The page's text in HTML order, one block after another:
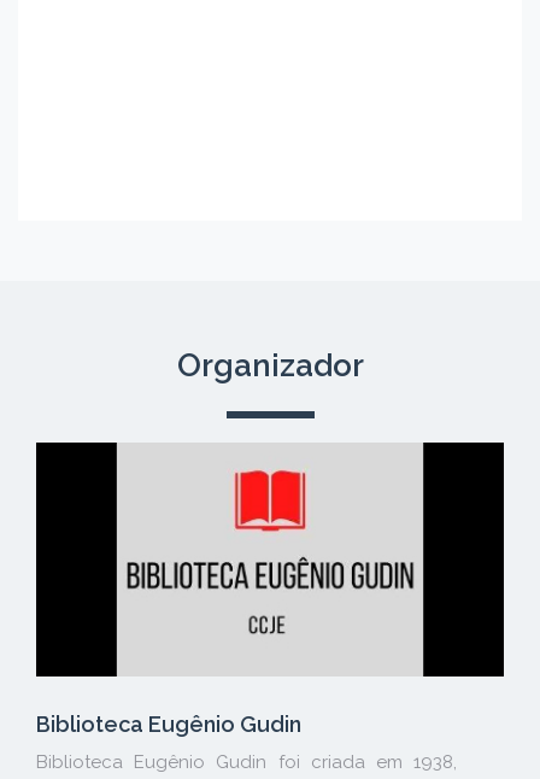
Organizador
Biblioteca Eugênio Gudin
Biblioteca Eugênio Gudin foi criada em 1938,